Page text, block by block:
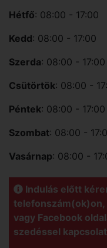
Hétfő: 08:00 - 17:00
Kedd: 08:00 - 17:00
Szerda: 08:00 - 17:00
Csütörtök: 08:00 -
Péntek: 08:00 - 17:00
Szombat: 08:00 -
Vasárnap: 08:00 -
Indulás előtt
telefonszám(ok)on,
vagy Facebook
szedéssel